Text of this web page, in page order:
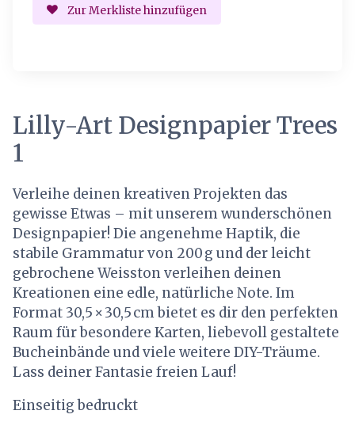
Zur Merkliste hinzufügen
Lilly-Art Designpapier Trees
1
Verleihe deinen kreativen Projekten das
gewisse Etwas – mit unserem wunderschönen
Designpapier! Die angenehme Haptik, die
stabile Grammatur von 200 g und der leicht
gebrochene Weisston verleihen deinen
Kreationen eine edle, natürliche Note. Im
Format 30,5 × 30,5 cm bietet es dir den perfekten
Raum für besondere Karten, liebevoll gestaltete
Bucheinbände und viele weitere DIY-Träume.
Lass deiner Fantasie freien Lauf!
Einseitig bedruckt